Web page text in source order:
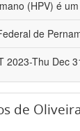
(HPV) é
de
2023-Thu Dec
de